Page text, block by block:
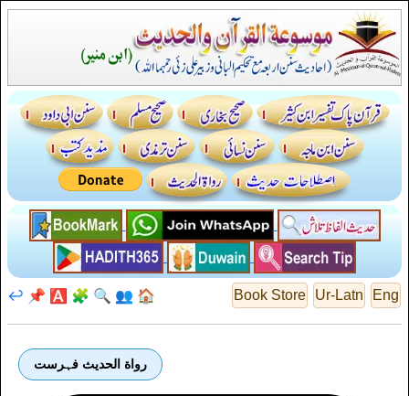
Eng
Ur-Latn
Book Store
🏠
👥
🔍
🧩
🅰️
📌
↩️
رواة الحديث فہرست